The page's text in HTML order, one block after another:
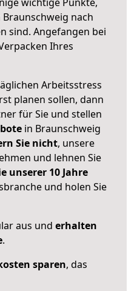
nach
sind. Angefangen bei
Ihres
Arbeitsstress
planen sollen, dann
für Sie und stellen
in Braunschweig
Sie nicht, unsere
und lehnen Sie
unserer 10 Jahre
und holen Sie
aus und erhalten
.
sparen, das